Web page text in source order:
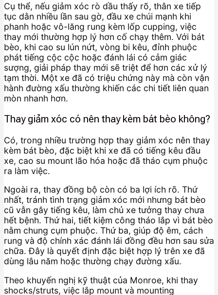
Cụ thể, nếu giảm xóc rò dầu thấy rõ, thân xe tiếp
tục dằn nhiều lần sau gờ, đầu xe chúi mạnh khi
phanh hoặc vô-lăng rung kèm lốp cupping, việc
thay mới thường hợp lý hơn cố chạy thêm. Với bát
bèo, khi cao su lún nứt, vòng bi kêu, đỉnh phuộc
phát tiếng cộc cộc hoặc đánh lái có cảm giác
sượng, giải pháp thay mới sẽ triệt để hơn các xử lý
tạm thời. Một xe đã có triệu chứng này mà còn vận
hành đường xấu thường khiến các chi tiết liên quan
mòn nhanh hơn.
Thay giảm xóc có nên thay kèm bát bèo không?
Có, trong nhiều trường hợp thay giảm xóc nên thay
kèm bát bèo, đặc biệt khi xe đã có tiếng kêu đầu
xe, cao su mount lão hóa hoặc đã tháo cụm phuộc
ra làm việc.
Ngoài ra, thay đồng bộ còn có ba lợi ích rõ. Thứ
nhất, tránh tình trạng giảm xóc mới nhưng bát bèo
cũ vẫn gây tiếng kêu, làm chủ xe tưởng thay chưa
hết bệnh. Thứ hai, tiết kiệm công tháo lắp vì bát bèo
nằm chung cụm phuộc. Thứ ba, giúp độ êm, cách
rung và độ chính xác đánh lái đồng đều hơn sau sửa
chữa. Đây là quyết định đặc biệt hợp lý trên xe đã
dùng lâu năm hoặc thường chạy đường xấu.
Theo khuyến nghị kỹ thuật của Monroe, khi thay
shocks/struts, việc lắp mount và mounting